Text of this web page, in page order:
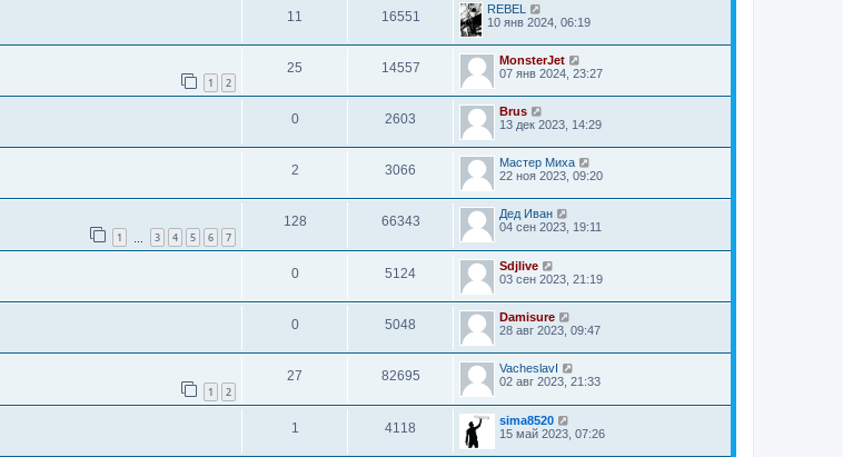
11 16551
REBEL
10 янв 2024, 06:19
1 2
25 14557
MonsterJet
07 янв 2024, 23:27
0 2603
Brus
13 дек 2023, 14:29
2 3066
Мастер Миха
22 ноя 2023, 09:20
1 3 4 5 6 7
128 66343
Дед Иван
04 сен 2023, 19:11
0 5124
Sdjlive
03 сен 2023, 21:19
0 5048
Damisure
28 авг 2023, 09:47
1 2
27 82695
VacheslavI
02 авг 2023, 21:33
1 4118
sima8520
15 май 2023, 07:26